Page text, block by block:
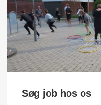
Søg job hos os